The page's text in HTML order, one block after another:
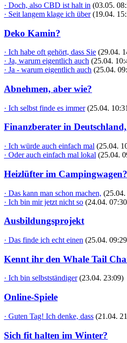
· Doch, also CBD ist halt in (03.05.
· Seit langem klage ich über (19.04.
Deko Kamin?
· Ich habe oft gehört, dass Sie (29.04.
· Ja, warum eigentlich auch (25.04.
· Ja - warum eigentlich auch (25.04.
Abnehmen, aber wie?
· Ich selbst finde es immer (25.04.
Finanzberater in
· Ich würde auch einfach mal (25.04.
· Oder auch einfach mal lokal (25.04.
Heizlüfter im Campingwagen?
· Das kann man schon machen,
· Ich bin mir jetzt nicht so (24.04.
Ausbildungsprojekt
· Das finde ich echt einen (25.04.
Kennt ihr den Whale Tail
· Ich bin selbstständiger (23.04. 23:09)
Online-Spiele
· Guten Tag! Ich denke, dass (21.04.
Sich fit halten im Winter?